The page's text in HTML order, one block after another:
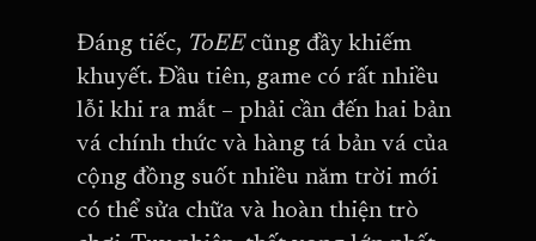
Đáng tiếc, ToEE cũng đầy khiếm
khuyết. Đầu tiên, game có rất nhiều
lỗi khi ra mắt – phải cần đến hai bản
vá chính thức và hàng tá bản vá của
cộng đồng suốt nhiều năm trời mới
có thể sửa chữa và hoàn thiện trò